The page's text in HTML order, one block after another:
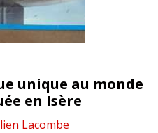
unique au monde
en Isère
Lacombe